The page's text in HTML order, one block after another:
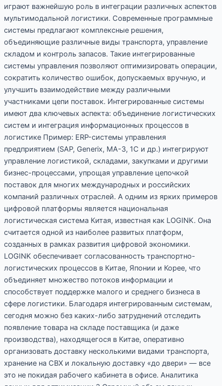
играют важнейшую роль в интеграции различных аспектов
мультимодальной логистики. Современные программные
системы предлагают комплексные решения,
объединяющие различные виды транспорта, управление
складом и контроль запасов. Такие интегрированные
системы управления позволяют оптимизировать операции,
сократить количество ошибок, допускаемых вручную, и
улучшить взаимодействие между различными
участниками цепи поставок. Интегрированные системы
имеют два ключевых аспекта: объединение логистических
систем и интеграция информационных процессов в
логистике Пример: ERP-системы управления
предприятием (SAP, Generix, MA-3, 1С и др.) интегрируют
управление логистикой, складами, закупками и другими
бизнес-процессами, упрощая управление цепочкой
поставок для многих международных и российских
компаний различных отраслей. А одним из ярких примеров
цифровой платформы является национальная
логистическая система Китая, известная как LOGINK. Она
считается одной из наиболее развитых платформ,
созданных в рамках развития цифровой экономики.
LOGINK обеспечивает согласованность транспортно-
логистических процессов в Китае, Японии и Корее, что
объединяет множество потоков информации и
способствует поддержке малого и среднего бизнеса в
сфере логистики. Благодаря интегрированным системам,
сегодня можно без каких-либо затруднений отследить
появление товара на складе поставщика (и даже
производства), находящегося в Китае, оперативно
организовать доставку несколькими видами транспорта,
хранение на СВХ и локальную доставку «до двери» — все
это не покидая рабочего кабинета в офисе. Аналитика